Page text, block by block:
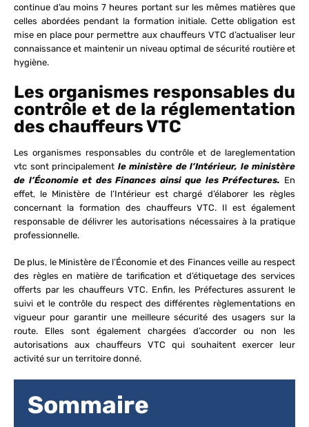
continue d’au moins 7 heures portant sur les mêmes matières que
celles abordées pendant la formation initiale. Cette obligation est
mise en place pour permettre aux chauffeurs VTC d’actualiser leur
connaissance et maintenir un niveau optimal de sécurité routière et
hygiène.
Les organismes responsables du
contrôle et de la réglementation
des chauffeurs VTC
Les organismes responsables du contrôle et de lareglementation
vtc sont principalement le ministère de l’Intérieur, le ministère
de l’Économie et des Finances ainsi que les Préfectures. En
effet, le Ministère de l’Intérieur est chargé d’élaborer les règles
concernant la formation des chauffeurs VTC. Il est également
responsable de délivrer les autorisations nécessaires à la pratique
professionnelle.
De plus, le Ministère de l’Économie et des Finances veille au respect
des règles en matière de tarification et d’étiquetage des services
offerts par les chauffeurs VTC. Enfin, les Préfectures assurent le
suivi et le contrôle du respect des différentes règlementations en
vigueur pour garantir une meilleure sécurité des usagers sur la
route. Elles sont également chargées d’accorder ou non les
autorisations aux chauffeurs VTC qui souhaitent exercer leur
activité sur un territoire donné.
Sommaire